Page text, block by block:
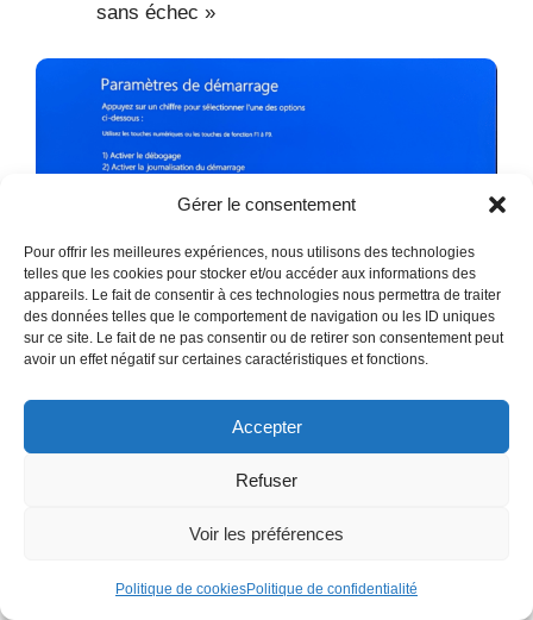
Gérer le consentement
Pour offrir les meilleures expériences, nous utilisons des technologies
telles que les cookies pour stocker et/ou accéder aux informations des
appareils. Le fait de consentir à ces technologies nous permettra de traiter
des données telles que le comportement de navigation ou les ID uniques
sur ce site. Le fait de ne pas consentir ou de retirer son consentement peut
avoir un effet négatif sur certaines caractéristiques et fonctions.
Accepter
Refuser
Voir les préférences
Politique de cookiesPolitique de confidentialité
sans échec »
Votre ordinateur va ensuite redémarrer en
Désinstallation des pilotes graphiques
les étapes suivantes :
Déconnectez votre ordinateur d’internet, et